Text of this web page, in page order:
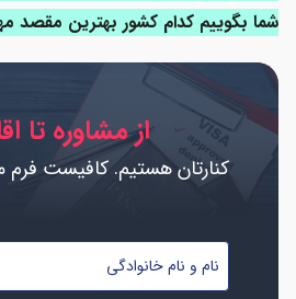
مدارک لازم برای مهاجرت
دلایل مهاجرت و آمار ایرانیان مقیم خارج
شما بگوییم کدام کشور بهترین مقصد
از مشاوره تا
کنارتان هستیم. کافیست فرم
نام